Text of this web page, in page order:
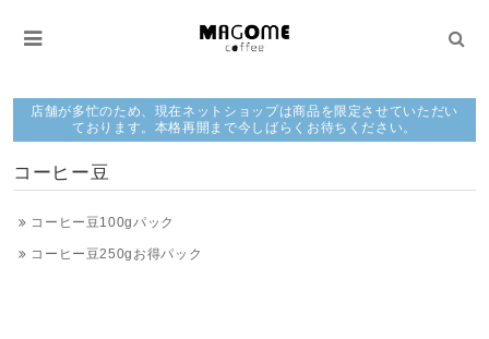
店舗が多忙のため、現在ネットショップは商品を限定させていただい
ております。本格再開まで今しばらくお待ちください。
コーヒー豆
コーヒー豆100gパック
コーヒー豆250gお得パック